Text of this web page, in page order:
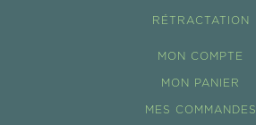
RÉTRACTATION
MON COMPTE
MON PANIER
MES COMMANDES